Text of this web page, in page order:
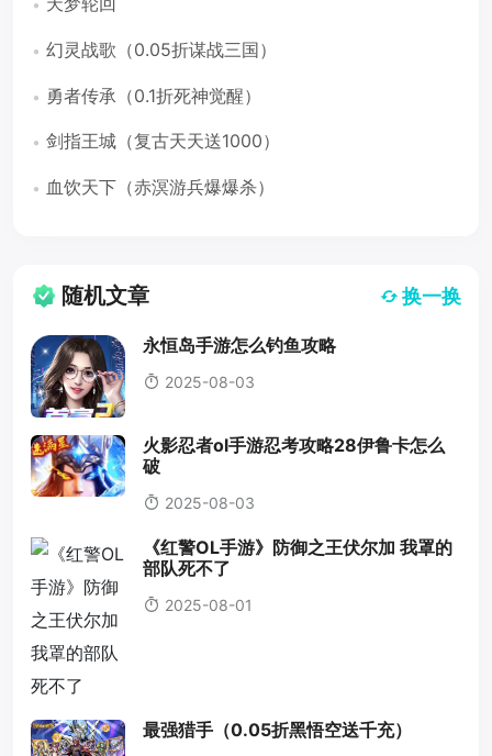
幻灵战歌（0.05折谋战三国）
勇者传承（0.1折死神觉醒）
剑指王城（复古天天送1000）
血饮天下（赤溟游兵爆爆杀）
随机文章 换一换
永恒岛手游怎么钓鱼攻略
2025-08-03
火影忍者ol手游忍考攻略28伊鲁卡怎么
破
2025-08-03
《红警OL手游》防御之王伏尔加 我罩的
部队死不了
2025-08-01
最强猎手（0.05折黑悟空送千充）